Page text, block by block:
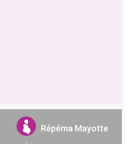
Répéma Mayotte